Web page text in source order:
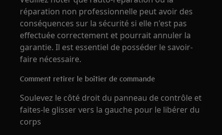
réparation non professionnelle peut avoir des
conséquences sur la sécurité si elle n'est pas
effectuée correctement et pourrait annuler la
garantie. Il est essentiel de posséder le savoir-
faire nécessaire.
Comment retirer le boîtier de commande
Soulevez le côté droit du panneau de contrôle et
faites-le glisser vers la gauche pour le libérer du
corps